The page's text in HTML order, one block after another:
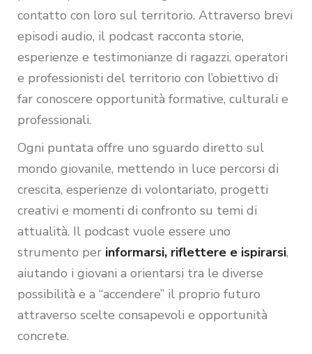
contatto con loro sul territorio. Attraverso brevi
episodi audio, il podcast racconta storie,
esperienze e testimonianze di ragazzi, operatori
e professionisti del territorio con l’obiettivo di
far conoscere opportunità formative, culturali e
professionali.
Ogni puntata offre uno sguardo diretto sul
mondo giovanile, mettendo in luce percorsi di
crescita, esperienze di volontariato, progetti
creativi e momenti di confronto su temi di
attualità. Il podcast vuole essere uno
strumento per informarsi, riflettere e ispirarsi,
aiutando i giovani a orientarsi tra le diverse
possibilità e a “accendere” il proprio futuro
attraverso scelte consapevoli e opportunità
concrete.